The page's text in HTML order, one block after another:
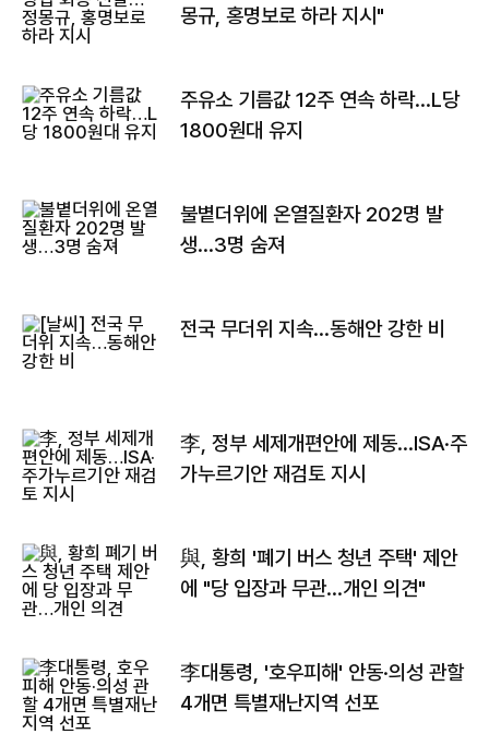
몽규, 홍명보로 하라 지시"
주유소 기름값 12주 연속 하락…L당
1800원대 유지
불볕더위에 온열질환자 202명 발
생…3명 숨져
전국 무더위 지속…동해안 강한 비
李, 정부 세제개편안에 제동…ISA·주
가누르기안 재검토 지시
與, 황희 '폐기 버스 청년 주택' 제안
에 "당 입장과 무관…개인 의견"
李대통령, '호우피해' 안동·의성 관할
4개면 특별재난지역 선포